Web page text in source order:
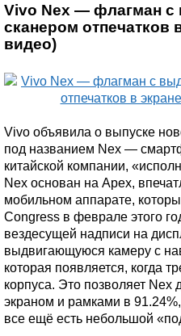
Vivo Nex — флагман
сканером отпечатков
видео)
Vivo объявила о выпуске
под названием Nex —
китайской компании,
Nex основан на Apex,
мобильном аппарате,
Congress в феврале этого
вездесущей надписи на
выдвигающуюся камеру с
которая появляется, когда
корпуса. Это позволяет
экраном и рамками в
все ещё есть небольшой